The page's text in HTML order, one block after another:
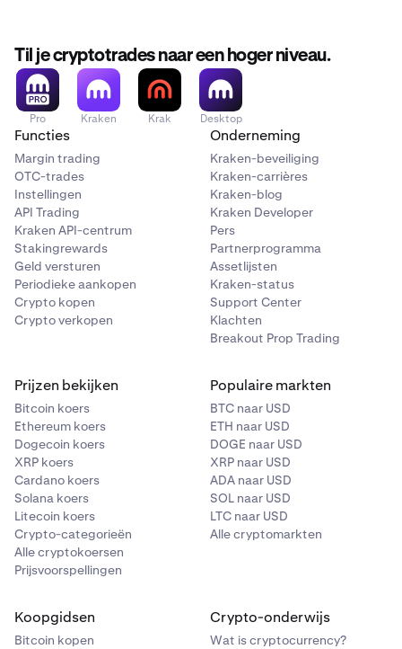
Til je cryptotrades naar een hoger niveau.
Pro Kraken Krak Desktop
Functies
Margin trading
OTC-trades
Instellingen
API Trading
Kraken API-centrum
Stakingrewards
Geld versturen
Periodieke aankopen
Crypto kopen
Crypto verkopen
Onderneming
Kraken-beveiliging
Kraken-carrières
Kraken-blog
Kraken Developer
Pers
Partnerprogramma
Assetlijsten
Kraken-status
Support Center
Klachten
Breakout Prop Trading
Prijzen bekijken
Bitcoin koers
Ethereum koers
Dogecoin koers
XRP koers
Cardano koers
Solana koers
Litecoin koers
Crypto-categorieën
Alle cryptokoersen
Prijsvoorspellingen
Populaire markten
BTC naar USD
ETH naar USD
DOGE naar USD
XRP naar USD
ADA naar USD
SOL naar USD
LTC naar USD
Alle cryptomarkten
Koopgidsen
Bitcoin kopen
Crypto-onderwijs
Wat is cryptocurrency?